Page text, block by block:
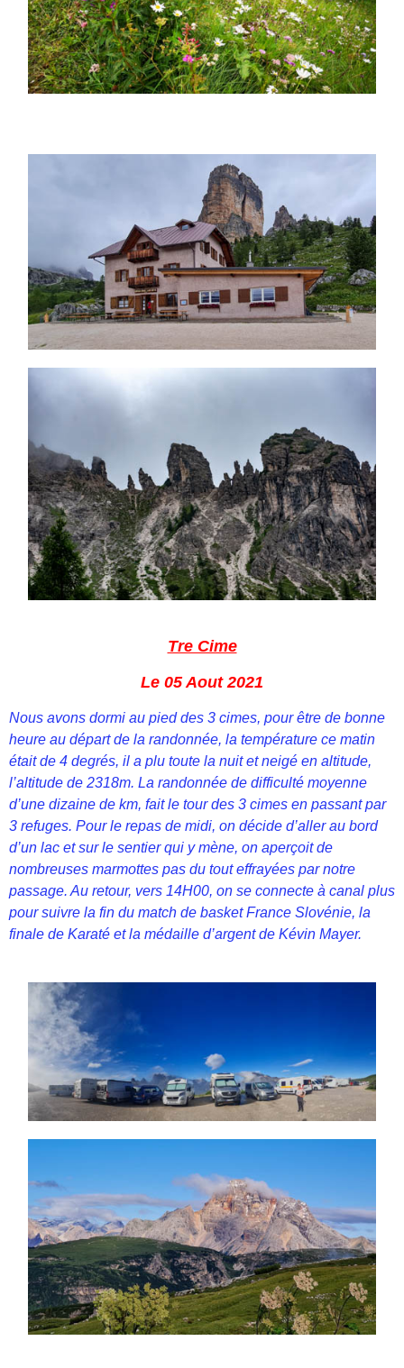
Tre Cime
Le 05 Aout 2021
Nous avons dormi au pied des 3 cimes, pour être de bonne
heure au départ de la randonnée, la température ce matin
était de 4 degrés, il a plu toute la nuit et neigé en altitude,
l’altitude de 2318m. La randonnée de difficulté moyenne
d’une dizaine de km, fait le tour des 3 cimes en passant par
3 refuges. Pour le repas de midi, on décide d’aller au bord
d’un lac et sur le sentier qui y mène, on aperçoit de
nombreuses marmottes pas du tout effrayées par notre
passage. Au retour, vers 14H00, on se connecte à canal plus
pour suivre la fin du match de basket France Slovénie, la
finale de Karaté et la médaille d’argent de Kévin Mayer.